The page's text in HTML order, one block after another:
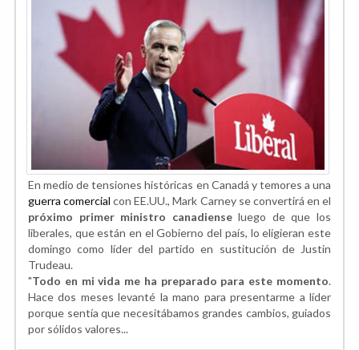
En medio de tensiones históricas en Canadá y temores a una
guerra comercial con EE.UU., Mark Carney se convertirá en el
próximo primer ministro canadienseluego de que los
liberales, que están en el Gobierno del país, lo eligieran este
domingo como líder del partido en sustitución de Justin
Trudeau.
"Todo en mi vida me ha preparado para este momento.
Hace dos meses levanté la mano para presentarme a líder
porque sentía que necesitábamos grandes cambios, guiados
por sólidos valores...